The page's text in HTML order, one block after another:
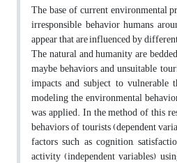
The base of current environmental
irresponsible behavior humans
appear that are influenced by
The natural and humanity are
maybe behaviors and unsuitable
impacts and subject to vulnerable
modeling the environmental
was applied. In the method of this
behaviors of tourists (dependent
factors such as cognition,
activity (independent variables)